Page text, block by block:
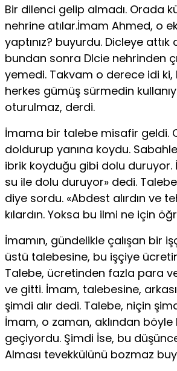
Bir dilenci gelip almadı. Orada
nehrine atılar.İmam Ahmed, o
yaptınız? buyurdu. Dicleye
bun­dan sonra Dlcie nehrinden
yemedi. Takvam o derece idi
herkes gümüş sürmedin
otu­rulmaz, derdi.
İmama bir talebe misafir geldi.
doldurup yanına koy­du.
ibrik koyduğu gibi dolu duruyor.
su ile dolu duruyor» dedi.
diye sordu. «Abdest alırdın ve
kılardın. Yoksa bu ilmi ne için
İmamın, gündelikle çalışan bir
üstü talebesine, bu işçiye
Talebe, ücretinden fazla para
ve gitti. İmam, talebesine,
şimdi alır dedi. Ta­lebe, niçin
İmam, o zaman, aklından böyle
geçiyordu. Şimdi İse, bu
Alması tevekkülünü bozmaz